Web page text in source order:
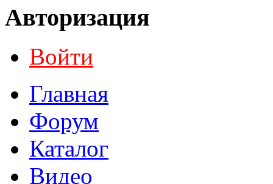
Авторизация
Войти
Главная
Форум
Каталог
Видео